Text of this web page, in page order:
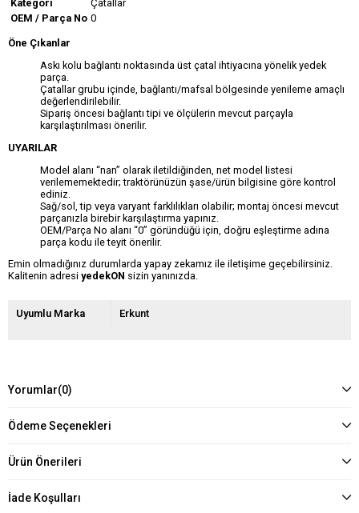
Kategori
Çatallar
OEM / Parça No 0
Öne Çıkanlar
Askı kolu bağlantı noktasında üst çatal ihtiyacına yönelik yedek
parça.
Çatallar grubu içinde, bağlantı/mafsal bölgesinde yenileme amaçlı
değerlendirilebilir.
Sipariş öncesi bağlantı tipi ve ölçülerin mevcut parçayla
karşılaştırılması önerilir.
UYARILAR
Model alanı “nan” olarak iletildiğinden, net model listesi
verilememektedir; traktörünüzün şase/ürün bilgisine göre kontrol
ediniz.
Sağ/sol, tip veya varyant farklılıkları olabilir; montaj öncesi mevcut
parçanızla birebir karşılaştırma yapınız.
OEM/Parça No alanı “0” göründüğü için, doğru eşleştirme adına
parça kodu ile teyit önerilir.
Emin olmadığınız durumlarda yapay zekamız ile iletişime geçebilirsiniz.
Kalitenin adresi yedekON sizin yanınızda.
Uyumlu Marka Erkunt
Yorumlar(0)
Ödeme Seçenekleri
Ürün Önerileri
İade Koşulları